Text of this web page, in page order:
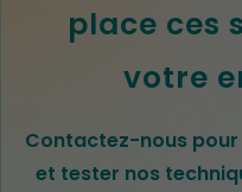
place ces
votre
Contactez-nous
et tester nos